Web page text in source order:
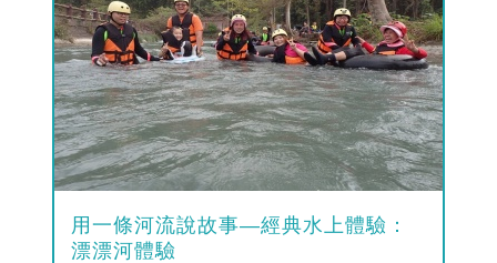
用一條河流說故事—經典水上體驗：
漂漂河體驗